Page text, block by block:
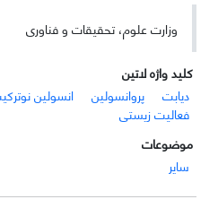
وزارت علوم، تحقیقات و فناوری
کلید واژه لاتین
دیابت
پروانسولین انسولین
فعالیت زیستی
موضوعات
سایر